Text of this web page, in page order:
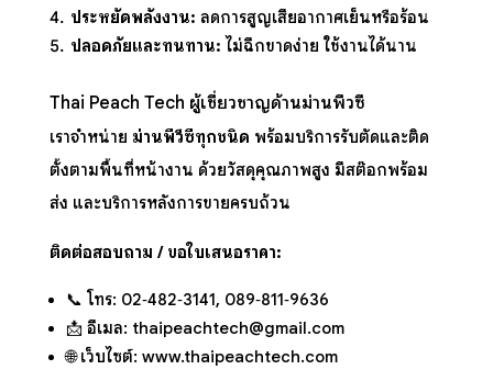
ประหยัดพลังงาน: ลดการสูญเสียอากาศเย็นหรือร้อน
ปลอดภัยและทนทาน: ไม่ฉีกขาดง่าย ใช้งานได้นาน
Thai Peach Tech ผู้เชี่ยวชาญด้านม่านพีวีซี
เราจำหน่าย ม่านพีวีซีทุกชนิด พร้อมบริการรับตัดและติด
ตั้งตามพื้นที่หน้างาน ด้วยวัสดุคุณภาพสูง มีสต๊อกพร้อม
ส่ง และบริการหลังการขายครบถ้วน
ติดต่อสอบถาม / ขอใบเสนอราคา:
📞 โทร: 02‑482‑3141, 089‑811‑9636
📩 อีเมล: thaipeachtech@gmail.com
🌐 เว็บไซต์: www.thaipeachtech.com